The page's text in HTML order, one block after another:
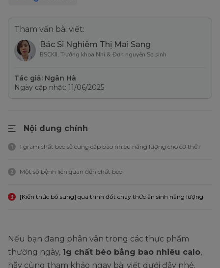
Tham vấn bài viết:
Bác Sĩ Nghiêm Thị Mai Sang
BSCKII, Trưởng khoa Nhi & Đơn nguyên Sơ sinh
Tác giả: Ngân Hà
Ngày cập nhật: 11/06/2025
Nội dung chính
1 1 gram chất béo sẽ cung cấp bao nhiêu năng lượng cho cơ thể?
2 Một số bệnh liên quan đến chất béo
3 [Kiến thức bổ sung] quá trình đốt cháy thức ăn sinh năng lượng
Nếu bạn đang phân vân trong các thực phẩm
thường ngày, 1g chất béo bằng bao nhiêu calo,
hãy cùng tham khảo ngay bài viết dưới đây nhé.